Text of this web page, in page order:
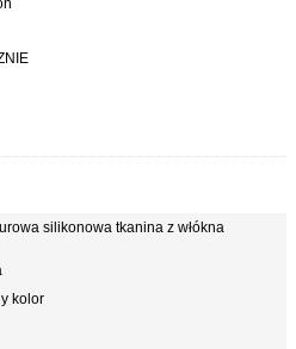
silikonowa tkanina z włókna
kolor